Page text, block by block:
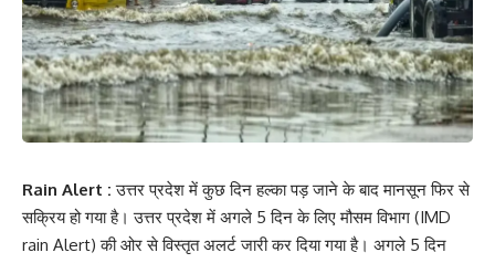
Rain Alert :उत्तर प्रदेश में कुछ दिन हल्का पड़ जाने के बाद मानसून फिर से
सक्रिय हो गया है। उत्तर प्रदेश में अगले 5 दिन के लिए मौसम विभाग (IMD
rain Alert) की ओर से विस्तृत अलर्ट जारी कर दिया गया है। अगले 5 दिन